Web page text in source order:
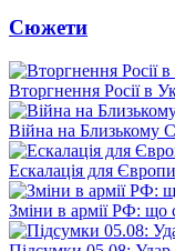
Сюжети
Вторгнення Росії в
Війна на Близькому
Ескалація для
Зміни в армії РФ: що